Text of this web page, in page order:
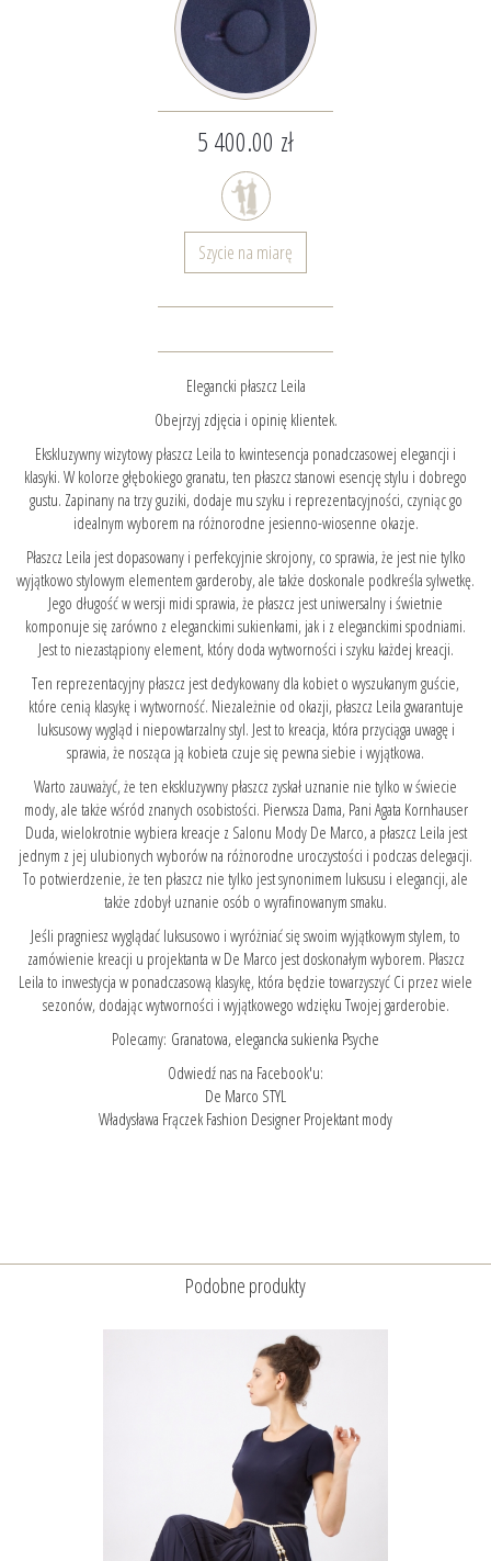
5 400.00 zł
Szycie na miarę
Elegancki płaszcz Leila
Obejrzyj zdjęcia i opinię klientek.
Ekskluzywny wizytowy płaszcz Leila to kwintesencja ponadczasowej elegancji i
klasyki. W kolorze głębokiego granatu, ten płaszcz stanowi esencję stylu i dobrego
gustu. Zapinany na trzy guziki, dodaje mu szyku i reprezentacyjności, czyniąc go
idealnym wyborem na różnorodne jesienno-wiosenne okazje.
Płaszcz Leila jest dopasowany i perfekcyjnie skrojony, co sprawia, że jest nie tylko
wyjątkowo stylowym elementem garderoby, ale także doskonale podkreśla sylwetkę.
Jego długość w wersji midi sprawia, że płaszcz jest uniwersalny i świetnie
komponuje się zarówno z eleganckimi sukienkami, jak i z eleganckimi spodniami.
Jest to niezastąpiony element, który doda wytworności i szyku każdej kreacji.
Ten reprezentacyjny płaszcz jest dedykowany dla kobiet o wyszukanym guście,
które cenią klasykę i wytworność. Niezależnie od okazji, płaszcz Leila gwarantuje
luksusowy wygląd i niepowtarzalny styl. Jest to kreacja, która przyciąga uwagę i
sprawia, że nosząca ją kobieta czuje się pewna siebie i wyjątkowa.
Warto zauważyć, że ten ekskluzywny płaszcz zyskał uznanie nie tylko w świecie
mody, ale także wśród znanych osobistości. Pierwsza Dama, Pani Agata Kornhauser
Duda, wielokrotnie wybiera kreacje z Salonu Mody De Marco, a płaszcz Leila jest
jednym z jej ulubionych wyborów na różnorodne uroczystości i podczas delegacji.
To potwierdzenie, że ten płaszcz nie tylko jest synonimem luksusu i elegancji, ale
także zdobył uznanie osób o wyrafinowanym smaku.
Jeśli pragniesz wyglądać luksusowo i wyróżniać się swoim wyjątkowym stylem, to
zamówienie kreacji u projektanta w De Marco jest doskonałym wyborem. Płaszcz
Leila to inwestycja w ponadczasową klasykę, która będzie towarzyszyć Ci przez wiele
sezonów, dodając wytworności i wyjątkowego wdzięku Twojej garderobie.
Polecamy: Granatowa, elegancka sukienka Psyche
Odwiedź nas na Facebook'u:
De Marco STYL
Władysława Frączek Fashion Designer Projektant mody
Podobne produkty